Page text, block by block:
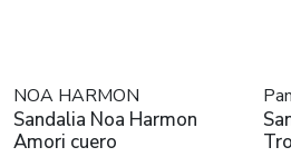
NOA HARMON
Sandalia Noa Harmon
Amori cuero